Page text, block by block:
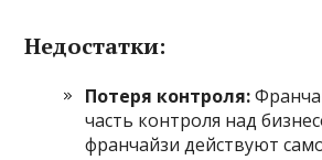
Недостатки:
Потеря контроля:
часть контроля над
франчайзи действуют